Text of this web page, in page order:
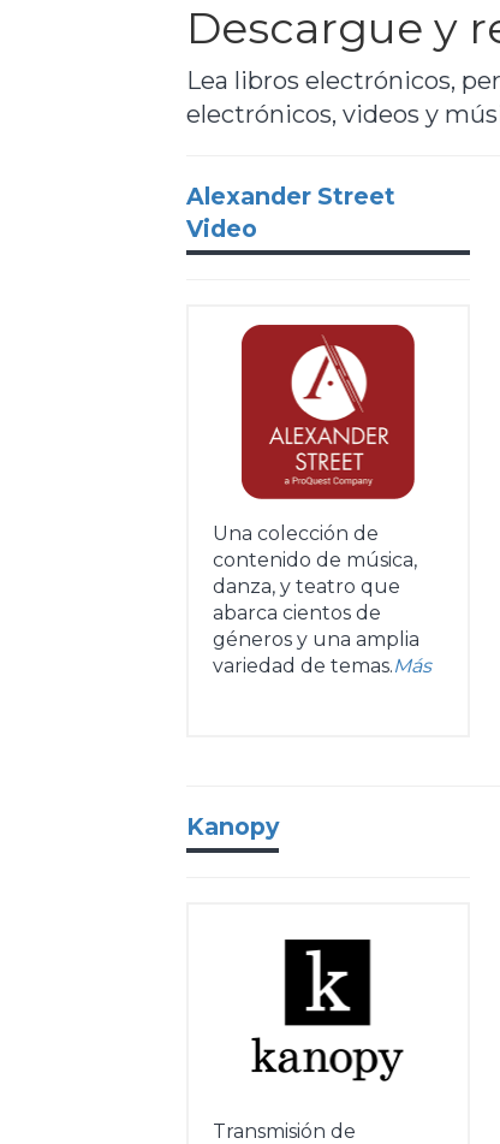
Descargue y
Lea libros electrónicos,
electrónicos, videos y
Alexander Street
Video
Una colección de
contenido de música,
danza, y teatro que
abarca cientos de
géneros y una amplia
variedad de temas.Más
Kanopy
Transmisión de